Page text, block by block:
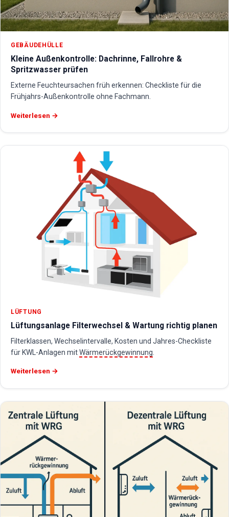
GEBÄUDEHÜLLE
Kleine Außenkontrolle: Dachrinne, Fallrohre &
Spritzwasser prüfen
Externe Feuchteursachen früh erkennen: Checkliste für die
Frühjahrs-Außenkontrolle ohne Fachmann.
Weiterlesen →
LÜFTUNG
Lüftungsanlage Filterwechsel & Wartung richtig planen
Filterklassen, Wechselintervalle, Kosten und Jahres-Checkliste
für KWL-Anlagen mitWärmerückgewinnung
Weiterlesen →